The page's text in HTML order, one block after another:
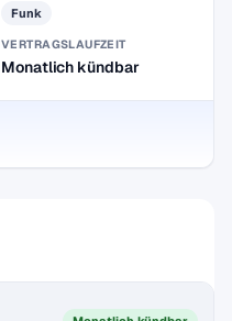
Funk
VERTRAGSLAUFZEIT
Monatlich kündbar